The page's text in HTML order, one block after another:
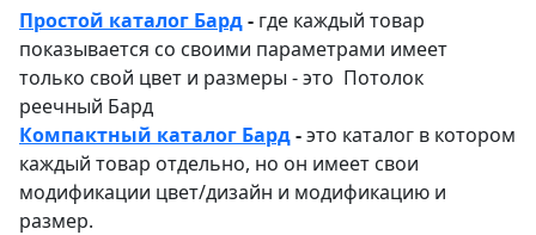
Простой каталог Бард- где каждый товар
показывается со своими параметрами имеет
только свой цвет и размеры - это Потолок
реечный Бард
Компактный каталог Бард-это каталог в котором
каждый товар отдельно, но он имеет свои
модификации цвет/дизайн и модификацию и
размер.